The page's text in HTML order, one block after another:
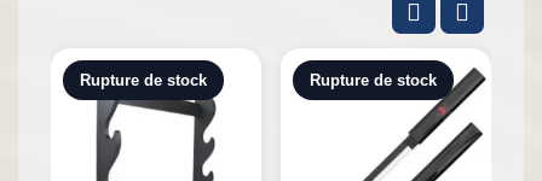
Rupture de stock Rupture de stock